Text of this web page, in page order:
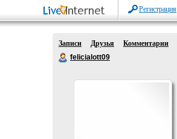
Регистрация
Записи Друзья
Комментарии
felicialott09